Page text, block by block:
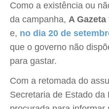
Como a existência ou
da campanha, A Gazeta
e, no dia 20 de
que o governo não
para gastar.
Com a retomada do
Secretaria de Estado da